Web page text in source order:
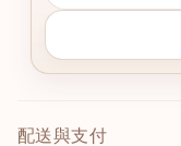
配送與支付